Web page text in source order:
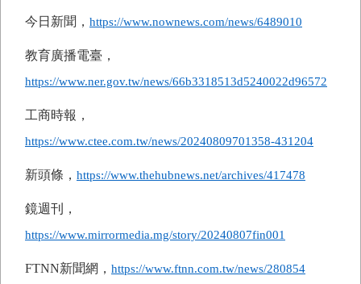
今日新聞， https://www.nownews.com/news/6489010
教育廣播電臺，
https://www.ner.gov.tw/news/66b3318513d5240022d96572
工商時報，
https://www.ctee.com.tw/news/20240809701358-431204
新頭條， https://www.thehubnews.net/archives/417478
鏡週刊，
https://www.mirrormedia.mg/story/20240807fin001
FTNN新聞網， https://www.ftnn.com.tw/news/280854